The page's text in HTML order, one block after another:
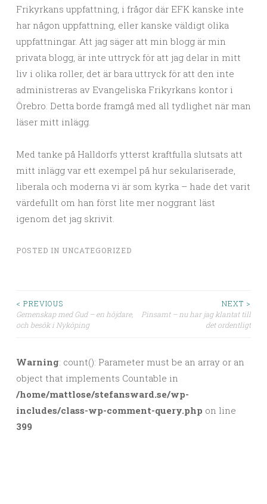
Frikyrkans uppfattning, i frågor där EFK kanske inte
har någon uppfattning, eller kanske väldigt olika
uppfattningar. Att jag säger att min blogg är min
privata blogg, är inte uttryck för att jag delar in mitt
liv i olika roller, det är bara uttryck för att den inte
administreras av Evangeliska Frikyrkans kontor i
Örebro. Detta borde framgå med all tydlighet när man
läser mitt inlägg.
Med tanke på Halldorfs ytterst kraftfulla slutsats att
mitt inlägg var ett exempel på hur sekulariserade,
liberala och moderna vi är som kyrka – hade det varit
värdefullt om han först lite mer noggrant läst
igenom det jag skrivit.
POSTED IN UNCATEGORIZED
Post navigation
< PREVIOUS
Gemenskap med Gud – en höjdare,
och besök i Nyköping
NEXT >
Pinsamt – nu har jag klantat till
det ordentligt
Warning: count(): Parameter must be an array or an
object that implements Countable in
/home/mattlose/stefansward.se/wp-
includes/class-wp-comment-query.php on line
399